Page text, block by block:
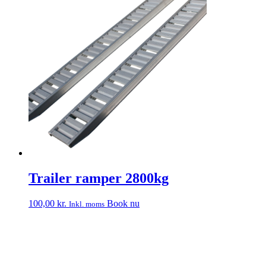
Trailer ramper 2800kg
100,00 kr. Inkl. moms Book nu